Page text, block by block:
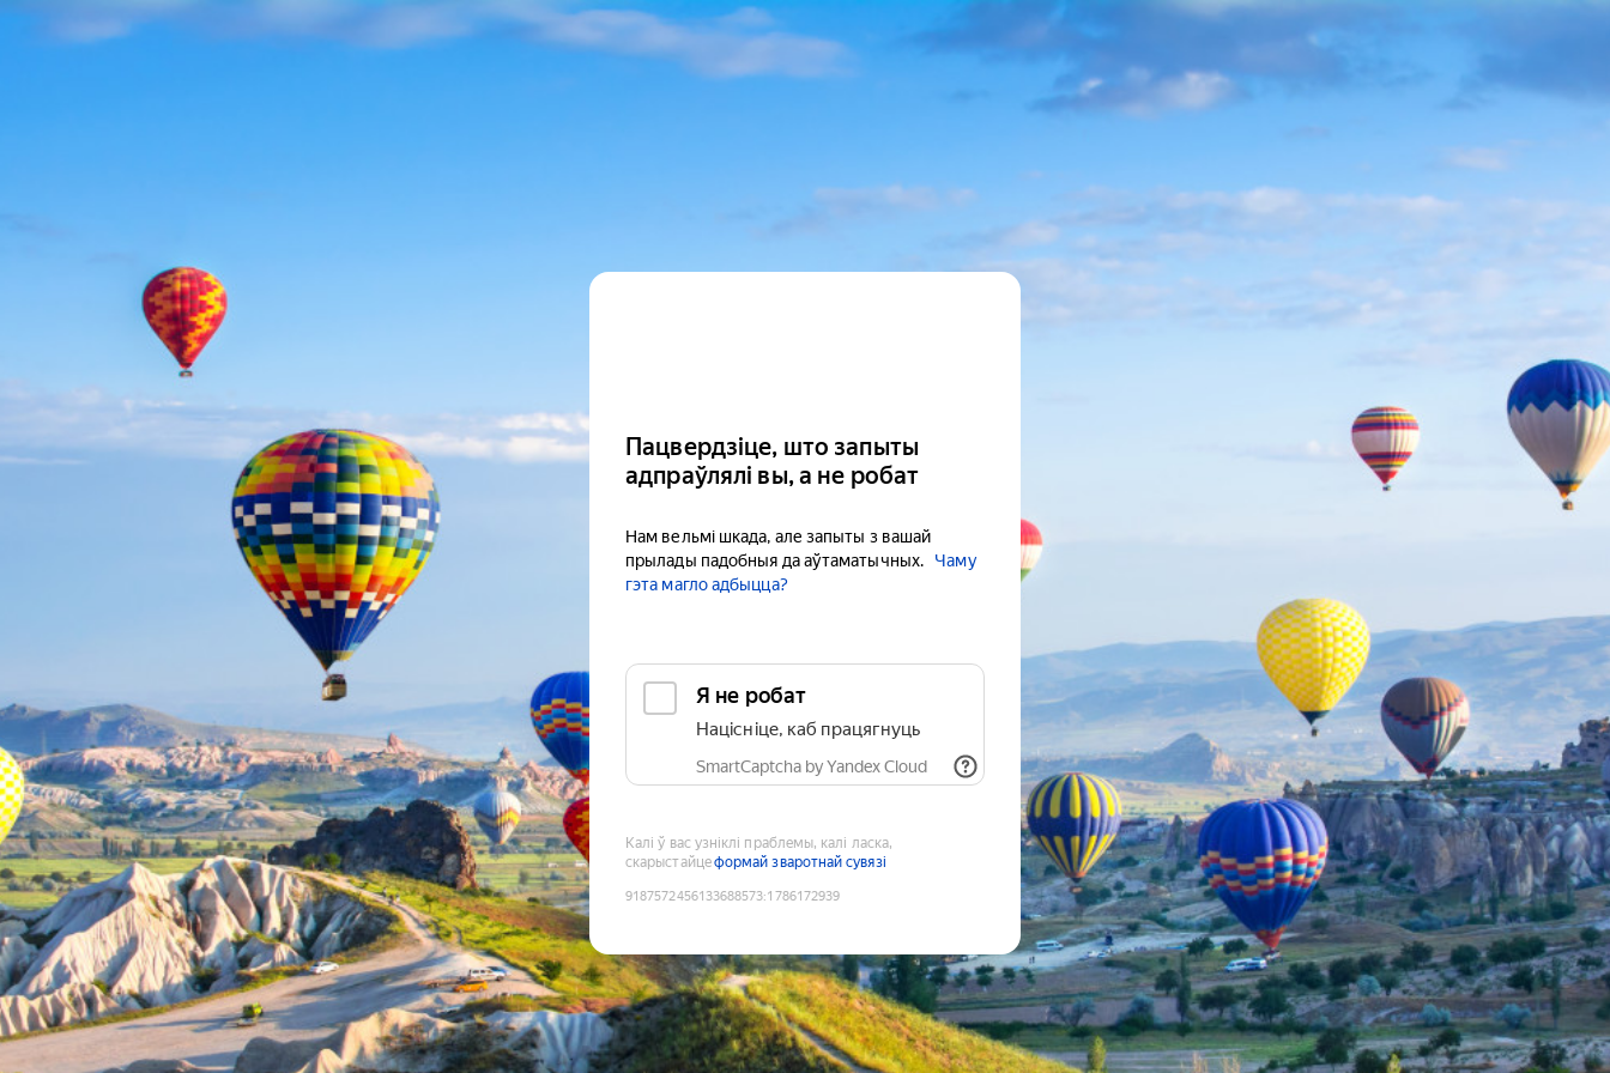
Пацвердзіце, што запыты
адпраўлялі вы, а не робат
Нам вельмі шкада, але запыты з вашай
прылады падобныя да аўтаматычных.
Чаму
гэта магло адбыцца?
Я не робат
Націсніце, каб працягнуць
SmartCaptcha by Yandex Cloud
Калі ў вас узніклі праблемы, калі ласка,
скарыстайцеформай зваротнай сувязі
9187572456133688573:1786172939